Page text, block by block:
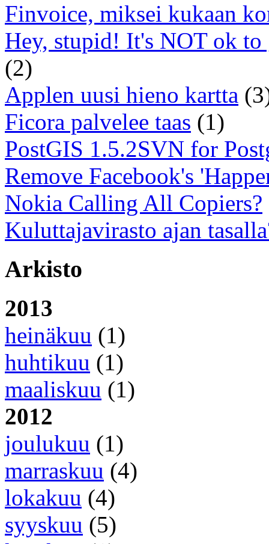
Finvoice, miksei kukaan
Hey, stupid! It's NOT ok to
(2)
Applen uusi hieno kartta
Ficora palvelee taas (1)
PostGIS 1.5.2SVN for
Remove Facebook's
Nokia Calling All Copiers?
Kuluttajavirasto ajan
Arkisto
2013
heinäkuu (1)
huhtikuu (1)
maaliskuu (1)
2012
joulukuu (1)
marraskuu (4)
lokakuu (4)
syyskuu (5)